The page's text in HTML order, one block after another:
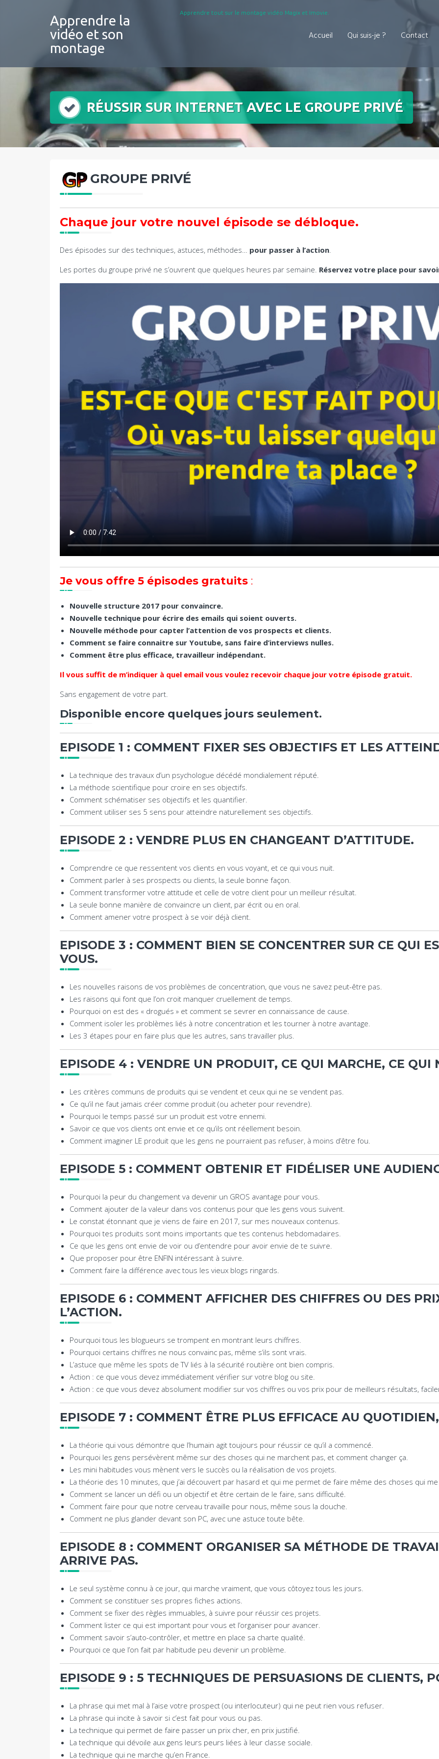
Apprendre la
vidéo et son
montage
Apprendre tout sur le montage vidéo Magix et Imovie.
Accueil Qui suis-je ? Contact
RÉUSSIR SUR INTERNET AVEC LE GROUPE PRIVÉ
GROUPE PRIVÉ
Chaque jour votre nouvel épisode se débloque.
Des épisodes sur des techniques, astuces, méthodes… pour passer à l’action
Les portes du groupe privé ne s’ouvrent que quelques heures par semaine. Réservez votre place pour
Je vous offre 5 épisodes gratuits :
Nouvelle structure 2017 pour convaincre.
Nouvelle technique pour écrire des emails qui soient ouverts.
Nouvelle méthode pour capter l’attention de vos prospects et clients.
Comment se faire connaitre sur Youtube, sans faire d’interviews nulles.
Comment être plus efficace, travailleur indépendant.
Il vous suffit de m’indiquer à quel email vous voulez recevoir chaque jour votre épisode gratuit.
Sans engagement de votre part.
Disponible encore quelques jours seulement.
EPISODE 1 : COMMENT FIXER SES OBJECTIFS ET LES
La technique des travaux d’un psychologue décédé mondialement réputé.
La méthode scientifique pour croire en ses objectifs.
Comment schématiser ses objectifs et les quantifier.
Comment utiliser ses 5 sens pour atteindre naturellement ses objectifs.
EPISODE 2 : VENDRE PLUS EN CHANGEANT D’ATTITUDE.
Comprendre ce que ressentent vos clients en vous voyant, et ce qui vous nuit.
Comment parler à ses prospects ou clients, la seule bonne façon.
Comment transformer votre attitude et celle de votre client pour un meilleur résultat.
La seule bonne manière de convaincre un client, par écrit ou en oral.
Comment amener votre prospect à se voir déjà client.
EPISODE 3 : COMMENT BIEN SE CONCENTRER SUR CE QUI
VOUS.
Les nouvelles raisons de vos problèmes de concentration, que vous ne savez peut-être pas.
Les raisons qui font que l’on croit manquer cruellement de temps.
Pourquoi on est des « drogués » et comment se sevrer en connaissance de cause.
Comment isoler les problèmes liés à notre concentration et les tourner à notre avantage.
Les 3 étapes pour en faire plus que les autres, sans travailler plus.
EPISODE 4 : VENDRE UN PRODUIT, CE QUI MARCHE, CE QUI
Les critères communs de produits qui se vendent et ceux qui ne se vendent pas.
Ce qu’il ne faut jamais créer comme produit (ou acheter pour revendre).
Pourquoi le temps passé sur un produit est votre ennemi.
Savoir ce que vos clients ont envie et ce qu’ils ont réellement besoin.
Comment imaginer LE produit que les gens ne pourraient pas refuser, à moins d’être fou.
EPISODE 5 : COMMENT OBTENIR ET FIDÉLISER UNE
Pourquoi la peur du changement va devenir un GROS avantage pour vous.
Comment ajouter de la valeur dans vos contenus pour que les gens vous suivent.
Le constat étonnant que je viens de faire en 2017, sur mes nouveaux contenus.
Pourquoi tes produits sont moins importants que tes contenus hebdomadaires.
Ce que les gens ont envie de voir ou d’entendre pour avoir envie de te suivre.
Que proposer pour être ENFIN intéressant à suivre.
Comment faire la différence avec tous les vieux blogs ringards.
EPISODE 6 : COMMENT AFFICHER DES CHIFFRES OU DES
L’ACTION.
Pourquoi tous les blogueurs se trompent en montrant leurs chiffres.
Pourquoi certains chiffres ne nous convainc pas, même s’ils sont vrais.
L’astuce que même les spots de TV liés à la sécurité routière ont bien compris.
Action : ce que vous devez immédiatement vérifier sur votre blog ou site.
Action : ce que vous devez absolument modifier sur vos chiffres ou vos prix pour de meilleurs résultats,
EPISODE 7 : COMMENT ÊTRE PLUS EFFICACE AU
La théorie qui vous démontre que l’humain agit toujours pour réussir ce qu’il a commencé.
Pourquoi les gens persévèrent même sur des choses qui ne marchent pas, et comment changer ça.
Les mini habitudes vous mènent vers le succès ou la réalisation de vos projets.
La théorie des 10 minutes, que j’ai découvert par hasard et qui me permet de faire même des choses qui
Comment se lancer un défi ou un objectif et être certain de le faire, sans difficulté.
Comment faire pour que notre cerveau travaille pour nous, même sous la douche.
Comment ne plus glander devant son PC, avec une astuce toute bête.
EPISODE 8 : COMMENT ORGANISER SA MÉTHODE DE
ARRIVE PAS.
Le seul système connu à ce jour, qui marche vraiment, que vous côtoyez tous les jours.
Comment se constituer ses propres fiches actions.
Comment se fixer des règles immuables, à suivre pour réussir ces projets.
Comment lister ce qui est important pour vous et l’organiser pour avancer.
Comment savoir s’auto-contrôler, et mettre en place sa charte qualité.
Pourquoi ce que l’on fait par habitude peu devenir un problème.
EPISODE 9 : 5 TECHNIQUES DE PERSUASIONS DE CLIENTS,
La phrase qui met mal à l’aise votre prospect (ou interlocuteur) qui ne peut rien vous refuser.
La phrase qui incite à savoir si c’est fait pour vous ou pas.
La technique qui permet de faire passer un prix cher, en prix justifié.
La technique qui dévoile aux gens leurs peurs liées à leur classe sociale.
La technique qui ne marche qu’en France.